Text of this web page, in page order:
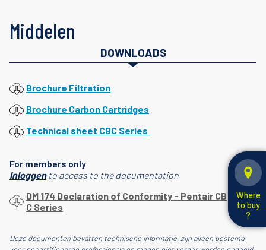
Middelen
DOWNLOADS
Brochure Filtration
Brochure Carbon Cartridges
Technical sheet CBC Series
For members only
Inloggento access to the documentation
DM 174 Declaration of Conformity - Pentair CB
C Series
Deze documenten bevatten technische informatie, zijn alleen bestemd
Where
to buy
?